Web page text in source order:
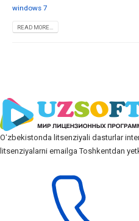
windows 7
READ MORE...
Oʻzbekistonda litsenziyali dasturlar
litsenziyalarni emailga Toshkentdan